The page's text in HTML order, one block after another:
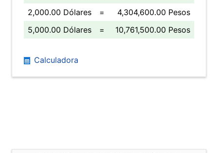
2,000.00 Dólares
=
4,304,600.00 Pesos
5,000.00 Dólares
= 10,761,500.00 Pesos
Calculadora